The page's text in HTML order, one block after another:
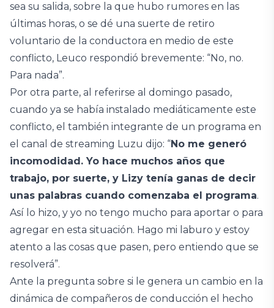
sea su salida, sobre la que hubo rumores en las
últimas horas, o se dé una suerte de retiro
voluntario de la conductora en medio de este
conflicto, Leuco respondió brevemente: “No, no.
Para nada”.
Por otra parte, al referirse al domingo pasado,
cuando ya se había instalado mediáticamente este
conflicto, el también integrante de un programa en
el canal de streaming Luzu dijo: “No me generó
incomodidad. Yo hace muchos años que
trabajo, por suerte, y Lizy tenía ganas de decir
unas palabras cuando comenzaba el programa.
Así lo hizo, y yo no tengo mucho para aportar o para
agregar en esta situación. Hago mi laburo y estoy
atento a las cosas que pasen, pero entiendo que se
resolverá”.
Ante la pregunta sobre si le genera un cambio en la
dinámica de compañeros de conducción el hecho